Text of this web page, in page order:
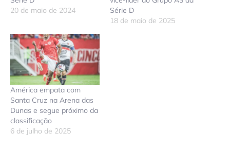
20 de maio de 2024
Série D
18 de maio de 2025
América empata com
Santa Cruz na Arena das
Dunas e segue próximo da
classificação
6 de julho de 2025